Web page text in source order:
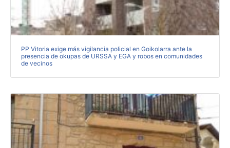
PP Vitoria exige más vigilancia policial en Goikolarra ante la
presencia de okupas de URSSA y EGA y robos en comunidades
de vecinos